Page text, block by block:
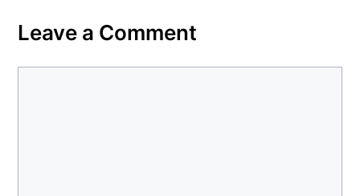
Leave a Comment